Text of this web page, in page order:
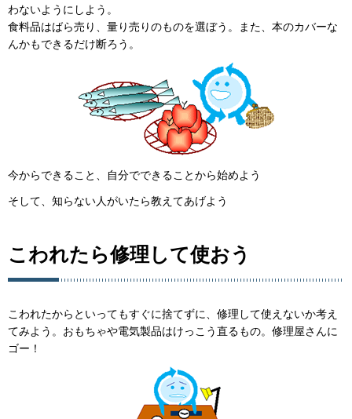
わないようにしよう。
食料品はばら売り、量り売りのものを選ぼう。また、本のカバーな
んかもできるだけ断ろう。
今からできること、自分でできることから始めよう
そして、知らない人がいたら教えてあげよう
こわれたら修理して使おう
こわれたからといってもすぐに捨てずに、修理して使えないか考え
てみよう。おもちゃや電気製品はけっこう直るもの。修理屋さんに
ゴー！